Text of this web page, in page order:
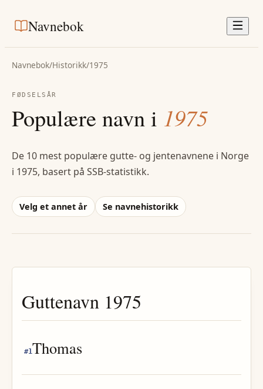
Navnebok
Navnebok/Historikk/1975
FØDSELSÅR
Populære navn i 1975
De 10 mest populære gutte- og jentenavnene i Norge
i 1975, basert på SSB-statistikk.
Velg et annet år Se navnehistorikk
Guttenavn 1975
#1Thomas